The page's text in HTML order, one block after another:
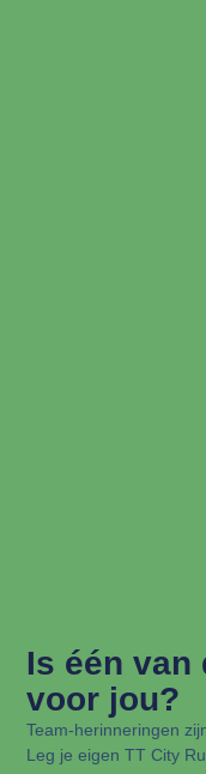
Is één van
voor jou?
Team-herinneringen
Leg je eigen TT City